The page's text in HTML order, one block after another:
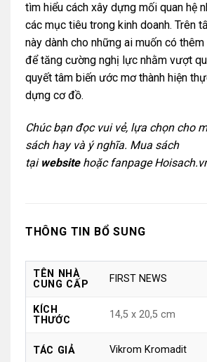
tìm hiểu cách xây dựng mối quan hệ
các mục tiêu trong kinh doanh. Trên
này dành cho những ai muốn có thêm
để tăng cường nghị lực nhằm vượt
quyết tâm biến ước mơ thành hiện
dựng cơ đồ.
Chúc bạn đọc vui vẻ, lựa chọn cho
sách hay và ý nghĩa. Mua sách
tại website hoặc fanpage
THÔNG TIN BỔ SUNG
TÊN NHÀ
CUNG CẤP
FIRST NEWS
KÍCH
THƯỚC
14,5 x 20,5 cm
TÁC GIẢ Vikrom Kromadit